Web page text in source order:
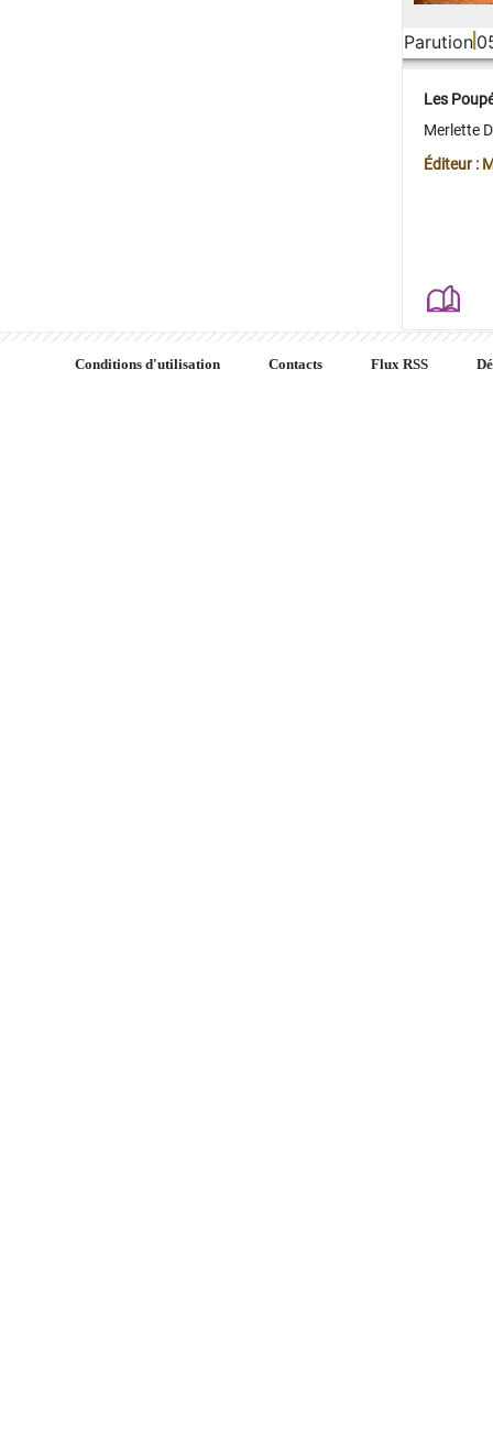
Parution
Les
Merlette
Éditeur :
Conditions d'utilisation Contacts Flux RSS